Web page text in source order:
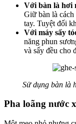
Với bàn là hơi
Giữ bàn là
tay. Tuyệt đối
Với máy sấy
năng phun
và sấy đều cho
Sử dụng bàn là
Pha loãng nước